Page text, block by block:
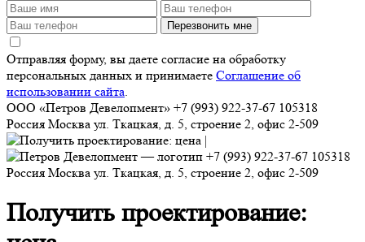
Перезвонить мне
Отправляя форму, вы даете согласие на обработку
персональных данных и принимаете Соглашение об
использовании сайта.
ООО «Петров Девелопмент» +7 (993) 922-37-67 105318
Россия Москва ул. Ткацкая, д. 5, строение 2, офис 2-509
+7 (993) 922-37-67 105318
Россия Москва ул. Ткацкая, д. 5, строение 2, офис 2-509
Получить проектирование: